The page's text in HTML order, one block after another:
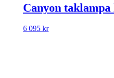
Canyon
6 095 kr